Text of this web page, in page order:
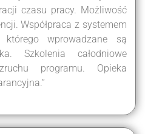
czasu pracy. Możliwość
Współpraca z systemem
którego wprowadzane są
Szkolenia całodniowe
programu. Opieka